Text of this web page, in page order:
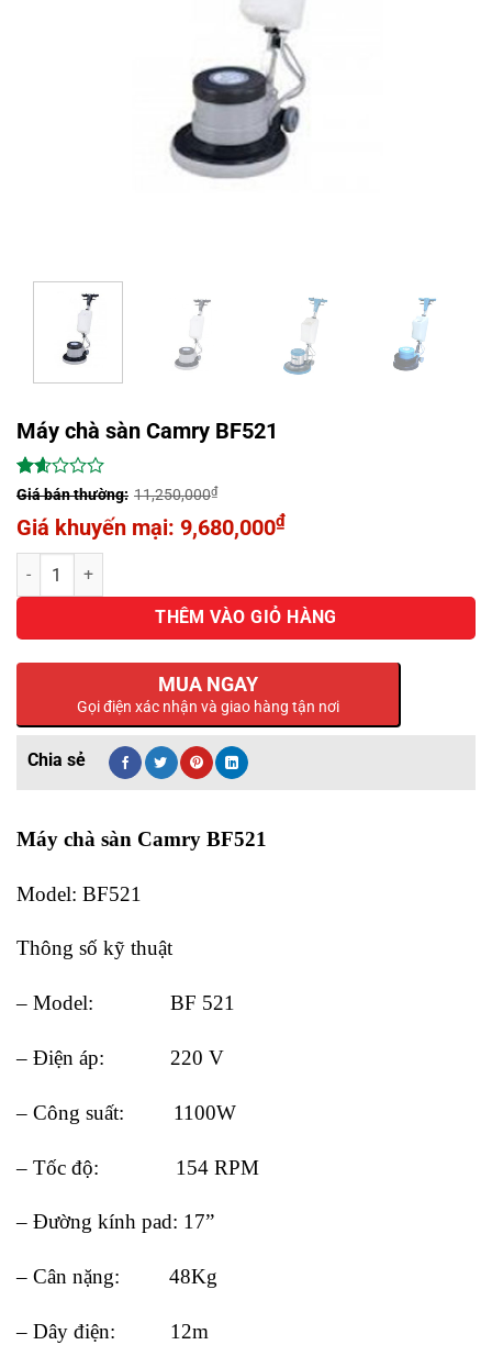
Máy chà sàn Camry BF521
1.63
5
68
đánh
giá
11,250,000₫
Giá
gốc
là:
11,250,000₫.
9,680,000₫
Giá
hiện
tại
là:
9,680,000₫.
Máy chà sàn Camry BF521 số lượng
THÊM VÀO GIỎ HÀNG
MUA NGAY
Gọi điện xác nhận và giao hàng tận nơi
Máy chà sàn Camry BF521
Model: BF521
Thông số kỹ thuật
– Model: BF 521
– Điện áp: 220 V
– Công suất: 1100W
– Tốc độ: 154 RPM
– Đường kính pad: 17”
– Cân nặng: 48Kg
– Dây điện: 12m